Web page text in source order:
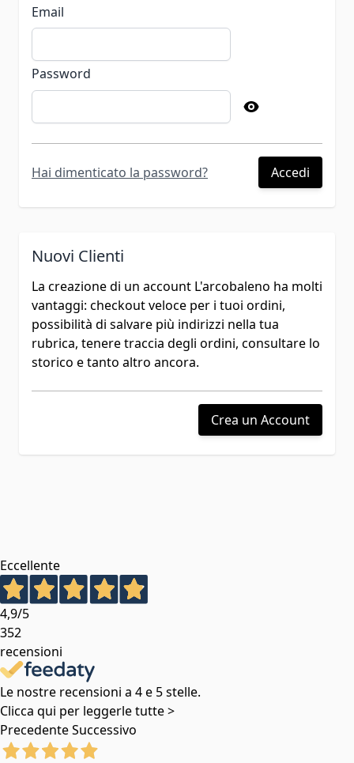
Email
Password
Accedi
Hai dimenticato la password?
Nuovi Clienti
La creazione di un account L'arcobaleno ha molti
vantaggi: checkout veloce per i tuoi ordini,
possibilità di salvare più indirizzi nella tua
rubrica, tenere traccia degli ordini, consultare lo
storico e tanto altro ancora.
Crea un Account
Eccellente
4,9/5
352
recensioni
Le nostre recensioni a 4 e 5 stelle.
Clicca qui per leggerle tutte >
PrecedenteSuccessivo